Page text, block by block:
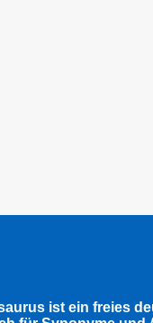
ist ein freies